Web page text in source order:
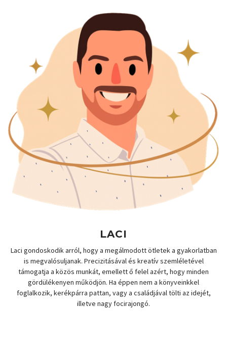
LACI
Laci gondoskodik arról, hogy a megálmodott ötletek a gyakorlatban
is megvalósuljanak. Precizitásával és kreatív szemléletével
támogatja a közös munkát, emellett ő felel azért, hogy minden
gördülékenyen működjön. Ha éppen nem a könyveinkkel
foglalkozik, kerékpárra pattan, vagy a családjával tölti az idejét,
illetve nagy focirajongó.